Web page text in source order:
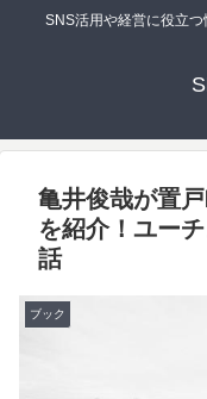
SNS活用や経営に役立つ
亀井俊哉が置
を紹介！ユー
話
ブック